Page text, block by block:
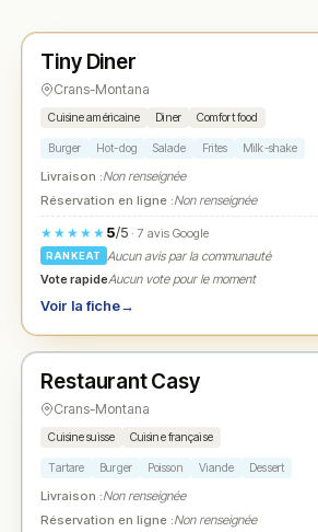
N° 1
Tiny Diner
Crans-Montana
Cuisine américaine Diner Comfort food
Burger Hot-dog Salade Frites Milk-shake
Livraison :Non renseignée
Réservation en ligne :Non renseignée
★★★★★ 5/5· 7 avis Google
RANKEAT
Aucun avis par la communauté
Vote rapideAucun vote pour le moment
Voir la fiche→
★ N° 2
Restaurant Casy
Crans-Montana
Cuisine suisse Cuisine française
Tartare Burger Poisson Viande Dessert
Livraison :Non renseignée
Réservation en ligne :Non renseignée